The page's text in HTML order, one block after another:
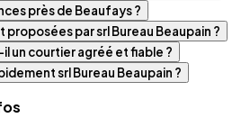
près de Beaufays ?
proposées par srl Bureau Beaupain ?
un courtier agréé et fiable ?
srl Bureau Beaupain ?